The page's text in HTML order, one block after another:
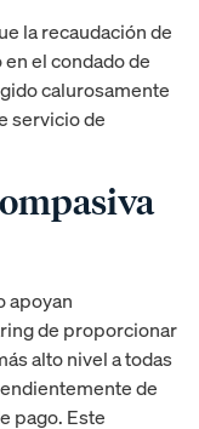
la recaudación de
el condado de
calurosamente
servicio de
apoyan
de proporcionar
alto nivel a todas
de
pago. Este